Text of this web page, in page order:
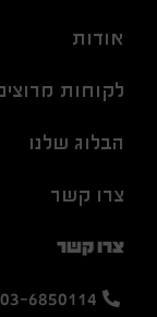
אודות
לקוחות
הבלוג שלנו
צרו קשר
צרו קשר
03-6850114